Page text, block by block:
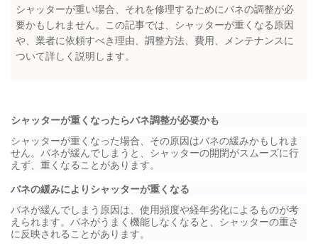
シャッターが重い場合、それを修理するためにバネの調整が必
要かもしれません。この記事では、シャッターが重くなる原因
や、業者に依頼すべき理由、調整方法、費用、メンテナンスに
ついて詳しく説明します。
シャッターが重くなったらバネ調整が必要かも
シャッターが重くなった場合、その原因はバネの緩みかもしれま
せん。バネが緩んでしまうと、シャッターの開閉がスムーズに行
えず、重くなることがあります。
バネの緩みによりシャッターが重くなる
バネが緩んでしまう原因は、使用頻度や経年劣化によるものが考
えられます。バネがうまく機能しなくなると、シャッターの重さ
に反映されることがあります。